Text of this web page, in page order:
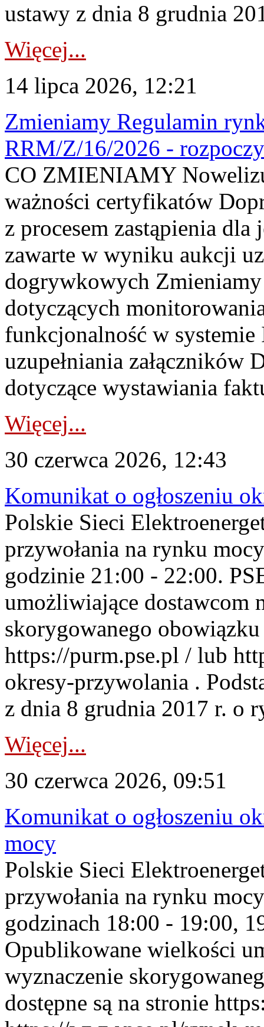
ustawy z dnia 8 grudnia
Więcej...
14 lipca 2026, 12:21
Zmieniamy Regulamin
RRM/Z/16/2026 -
CO ZMIENIAMY
ważności certyfikatów
z procesem zastąpienia
zawarte w wyniku aukcji
dogrywkowych Zmieniamy
dotyczących
funkcjonalność w
uzupełniania załączników
dotyczące wystawiania
Więcej...
30 czerwca 2026, 12:43
Komunikat o ogłoszeniu
Polskie Sieci
przywołania na rynku
godzinie 21:00 - 22:00.
umożliwiające dostawcom
skorygowanego
https://purm.pse.pl / lub
okresy-przywolania .
z dnia 8 grudnia 2017 r. o
Więcej...
30 czerwca 2026, 09:51
Komunikat o ogłoszeniu
mocy
Polskie Sieci
przywołania na rynku
godzinach 18:00 - 19:00,
Opublikowane wielkości
wyznaczenie
dostępne są na stronie